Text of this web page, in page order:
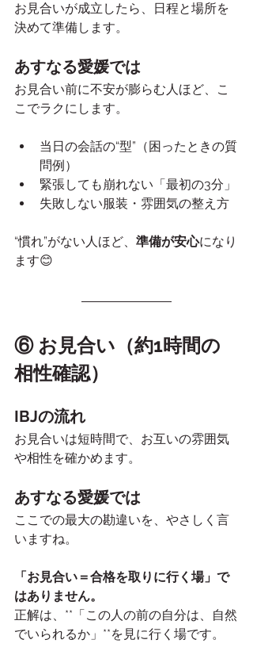
お見合いが成立したら、日程と場所を
決めて準備します。
あすなる愛媛では
お見合い前に不安が膨らむ人ほど、こ
こでラクにします。
当日の会話の“型”（困ったときの質
問例）
緊張しても崩れない「最初の3分」
失敗しない服装・雰囲気の整え方
“慣れ”がない人ほど、 準備が安心になり
ます😊
⑥ お見合い（約1時間の
相性確認）
IBJの流れ
お見合いは短時間で、お互いの雰囲気
や相性を確かめます。
あすなる愛媛では
ここでの最大の勘違いを、やさしく言
いますね。
「お見合い＝合格を取りに行く場」で
はありません。
正解は、**「この人の前の自分は、自然
でいられるか」**を見に行く場です。